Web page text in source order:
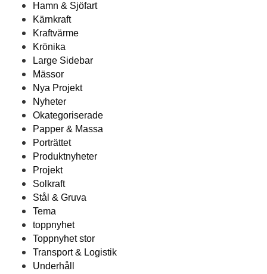
Hamn & Sjöfart
Kärnkraft
Kraftvärme
Krönika
Large Sidebar
Mässor
Nya Projekt
Nyheter
Okategoriserade
Papper & Massa
Porträttet
Produktnyheter
Projekt
Solkraft
Stål & Gruva
Tema
toppnyhet
Toppnyhet stor
Transport & Logistik
Underhåll